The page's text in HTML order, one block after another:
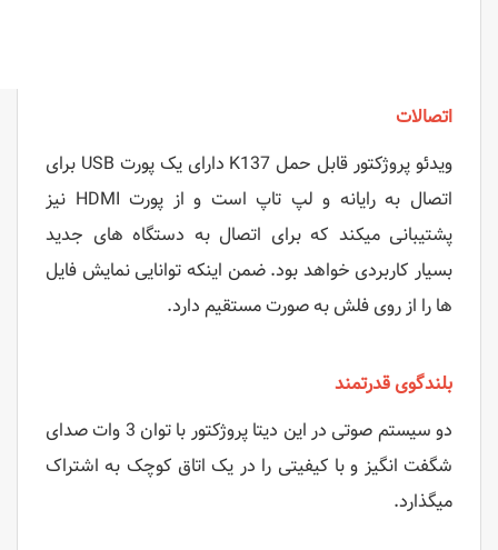
اتصالات
ویدئو پروژکتور قابل حمل K137 دارای یک پورت USB برای
اتصال به رایانه و لپ تاپ است و از پورت HDMI نیز
پشتیبانی میکند که برای اتصال به دستگاه های جدید
بسیار کاربردی خواهد بود. ضمن اینکه توانایی نمایش فایل
‌ها را از روی فلش به صورت مستقیم دارد.
بلندگوی قدرتمند
دو سیستم صوتی در این دیتا پروژکتور با توان 3 وات صدای
شگفت انگیز و با کیفیتی را در یک اتاق کوچک به اشتراک
میگذارد.